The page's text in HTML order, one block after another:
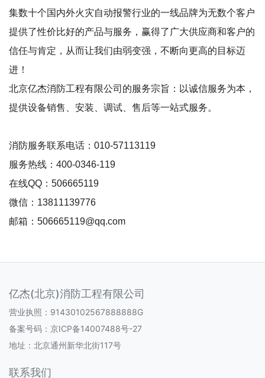
集数十个国内外火灾自动报警行业的一线品牌为无数个客户
提供了性价比好的产品与服务，赢得了广大供应商和客户的
信任与肯定，从而让我们由弱变强，不断向更高的目标迈
进！
北京亿杰消防工程有限公司的服务宗旨：以诚信服务为本，
提供设备销售、安装、调试、售后等一站式服务。
消防服务联系电话：010-57113119
服务热线：400-0346-119
在线QQ：506665119
微信：13811139776
邮箱：506665119@qq.com
亿杰(北京)消防工程有限公司
营业执照：91430102567888888G
备案号码： 京ICP备14007488号-27
地址：北京通州新华北街117号
联系我们